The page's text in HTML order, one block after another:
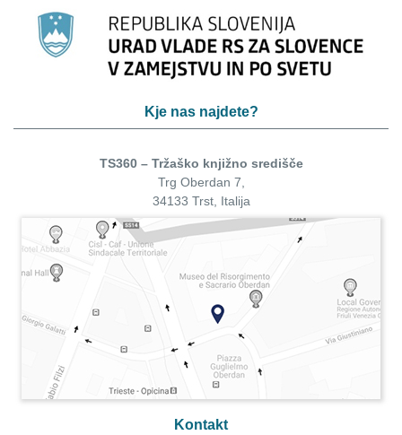
Kje nas najdete?
TS360 – Tržaško knjižno središče
Trg Oberdan 7,
34133 Trst, Italija
Kontakt